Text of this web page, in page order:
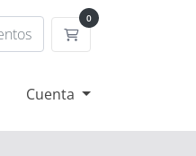
0
Carrito
Cuenta